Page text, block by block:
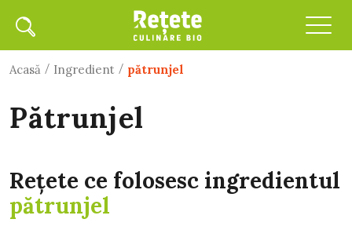
Acasă / Ingredient / pătrunjel
pătrunjel
Rețete ce folosesc ingredientul
pătrunjel